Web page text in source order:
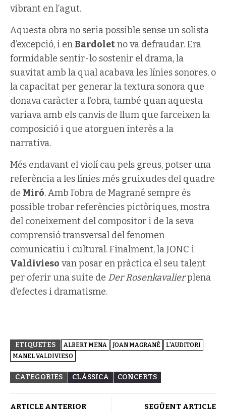
vibrant en l’agut.
Aquesta obra no seria possible sense un solista
d’excepció, i enBardoletno va defraudar. Era
formidable sentir-lo sostenir el drama, la
suavitat amb la qual acabava les línies sonores, o
la capacitat per generar la textura sonora que
donava caràcter a l’obra, també quan aquesta
variava amb els canvis de llum que farceixen la
composició i que atorguen interès a la
narrativa.
Més endavant el violí cau pels greus, potser una
referència a les línies més gruixudes del quadre
de Miró. Amb l’obra de Magrané sempre és
possible trobar referències pictòriques, mostra
del coneixement del compositor i de la seva
comprensió transversal del fenomen
comunicatiu i cultural. Finalment, la JONC i
Valdivieso van posar en pràctica el seu talent
per oferir una suite de Der Rosenkavalierplena
d’efectes i dramatisme.
ETIQUETES ALBERT MENA JOAN MAGRANÉ
L'AUDITORI
MANEL VALDIVIESO
CATEGORIES CLÀSSICA CONCERTS
ARTICLE ANTERIOR SEGÜENT ARTICLE